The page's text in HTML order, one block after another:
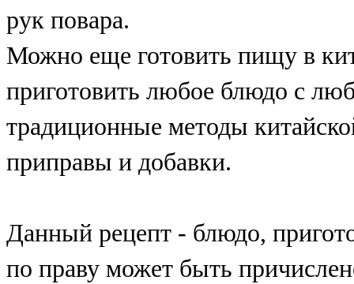
рук повара.
Можно еще готовить пищу в
приготовить любое блюдо с
традиционные методы
приправы и добавки.
Данный рецепт - блюдо,
по праву может быть